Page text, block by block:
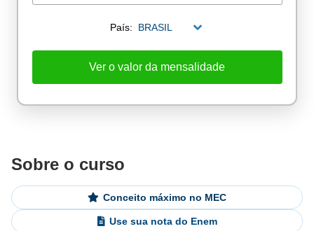
Sobre o curso
Conceito máximo no MEC
Use sua nota do Enem
País: BRASIL
Ver o valor da mensalidade